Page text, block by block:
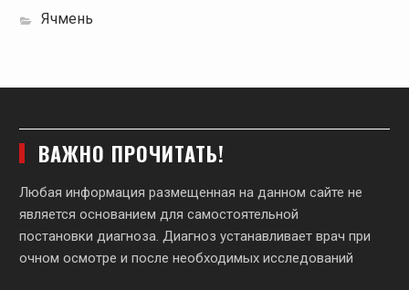
Ячмень
ВАЖНО ПРОЧИТАТЬ!
Любая информация размещенная на данном сайте не
является основанием для самостоятельной
постановки диагноза. Диагноз устанавливает врач при
очном осмотре и после необходимых исследований